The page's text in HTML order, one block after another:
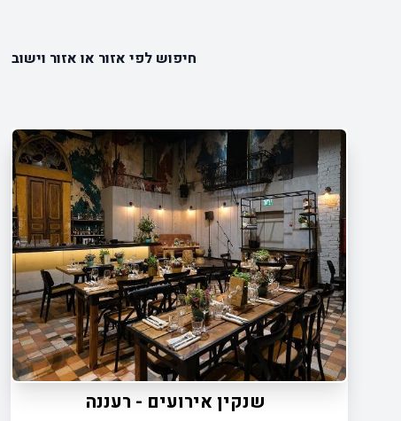
חיפוש לפי אזור או אזור וישוב
שנקין אירועים - רעננה